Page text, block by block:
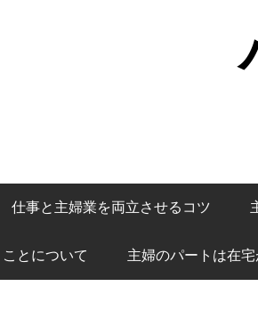
仕事と主婦業を両立させるコツ
とについて 主婦のパートは在